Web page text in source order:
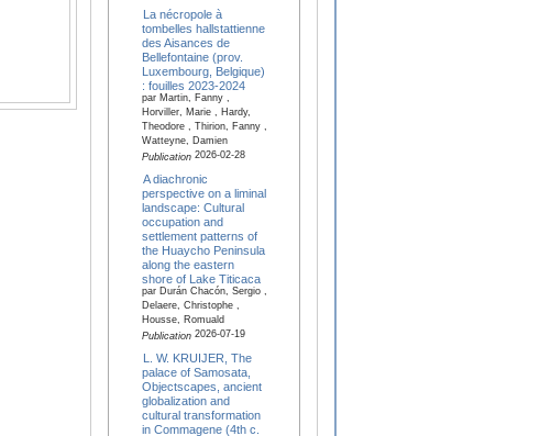
La nécropole à
tombelles hallstattienne
des Aisances de
Bellefontaine (prov.
Luxembourg, Belgique)
: fouilles 2023-2024
par Martin, Fanny ,
Horviller, Marie , Hardy,
Theodore , Thirion, Fanny ,
Watteyne, Damien
Publication2026-02-28
A diachronic
perspective on a liminal
landscape: Cultural
occupation and
settlement patterns of
the Huaycho Peninsula
along the eastern
shore of Lake Titicaca
par Durán Chacón, Sergio ,
Delaere, Christophe ,
Housse, Romuald
Publication2026-07-19
L. W. KRUIJER, The
palace of Samosata,
Objectscapes, ancient
globalization and
cultural transformation
in Commagene (4th c.